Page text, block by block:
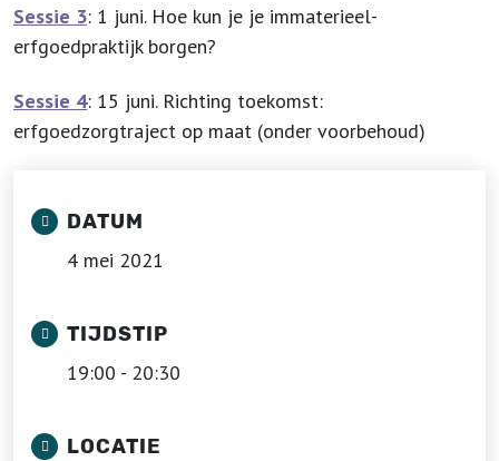
Sessie 3: 1 juni. Hoe kun je je immaterieel-
erfgoedpraktijk borgen?
Sessie 4: 15 juni. Richting toekomst:
erfgoedzorgtraject op maat (onder voorbehoud)
DATUM
4 mei 2021
TIJDSTIP
19:00 - 20:30
LOCATIE